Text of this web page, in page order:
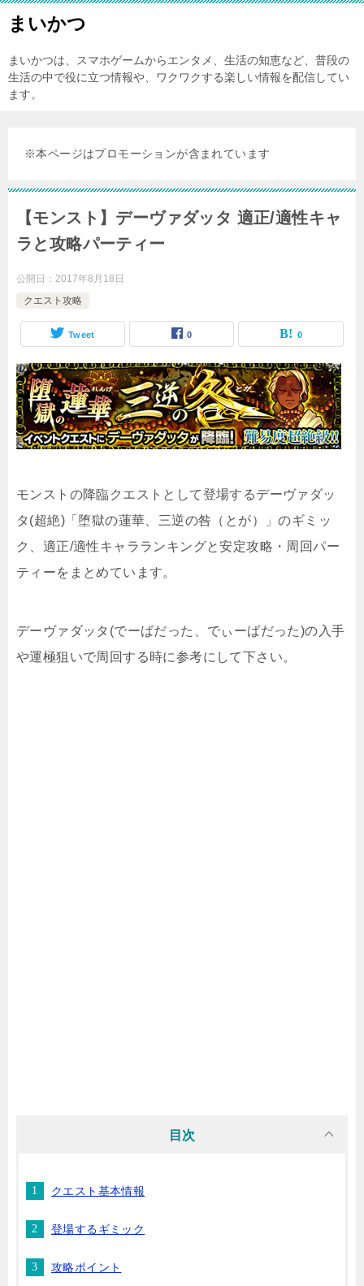
まいかつ
まいかつは、スマホゲームからエンタメ、生活の知恵など、普段の
生活の中で役に立つ情報や、ワクワクする楽しい情報を配信してい
ます。
※本ページはプロモーションが含まれています
【モンスト】デーヴァダッタ 適正/適性キャ
ラと攻略パーティー
公開日： 2017年8月18日
クエスト攻略
Tweet 0 0
モンストの降臨クエストとして登場するデーヴァダッ
タ(超絶)「堕獄の蓮華、三逆の咎（とが）」のギミッ
ク、適正/適性キャラランキングと安定攻略・周回パー
ティーをまとめています。
デーヴァダッタ(でーばだった、でぃーばだった)の入手
や運極狙いで周回する時に参考にして下さい。
目次
クエスト基本情報
登場するギミック
攻略ポイント